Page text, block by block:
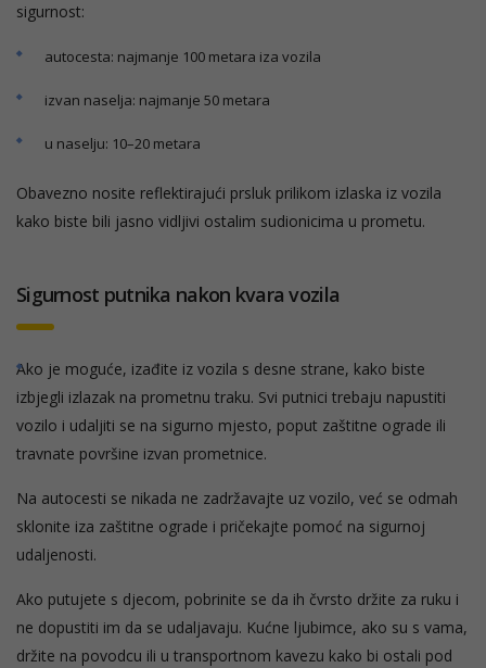
sigurnost:
autocesta: najmanje 100 metara iza vozila
izvan naselja: najmanje 50 metara
u naselju: 10–20 metara
Obavezno nosite reflektirajući prsluk prilikom izlaska iz vozila
kako biste bili jasno vidljivi ostalim sudionicima u prometu.
Sigurnost putnika nakon kvara vozila
Ako je moguće, izađite iz vozila s desne strane, kako biste
izbjegli izlazak na prometnu traku. Svi putnici trebaju napustiti
vozilo i udaljiti se na sigurno mjesto, poput zaštitne ograde ili
travnate površine izvan prometnice.
Na autocesti se nikada ne zadržavajte uz vozilo, već se odmah
sklonite iza zaštitne ograde i pričekajte pomoć na sigurnoj
udaljenosti.
Ako putujete s djecom, pobrinite se da ih čvrsto držite za ruku i
ne dopustiti im da se udaljavaju. Kućne ljubimce, ako su s vama,
držite na povodcu ili u transportnom kavezu kako bi ostali pod